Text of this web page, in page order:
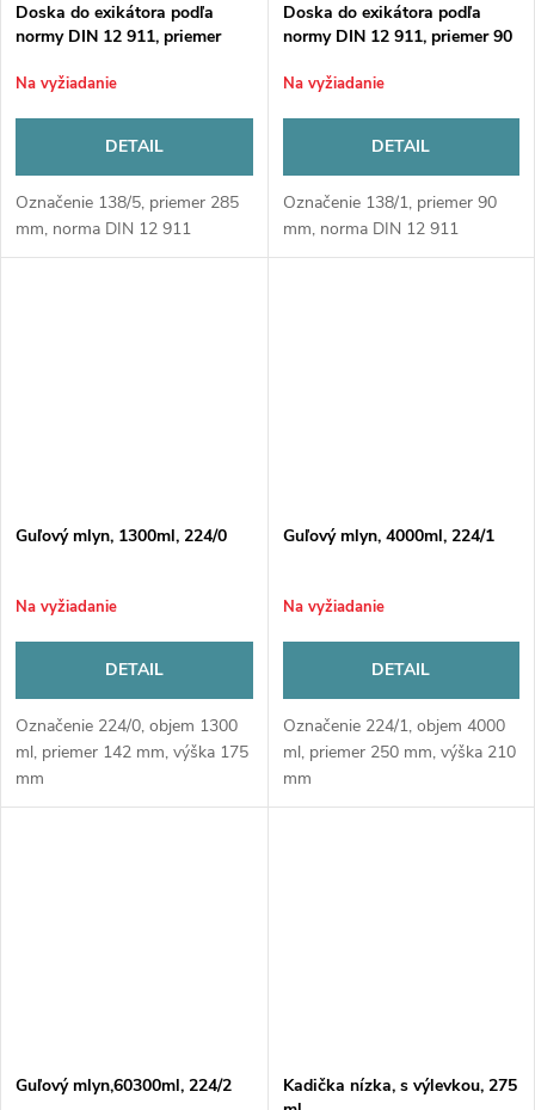
Doska do exikátora podľa
normy DIN 12 911, priemer
Na vyžiadanie
DETAIL
Označenie 138/5, priemer 285
mm, norma DIN 12 911
Doska do exikátora podľa
normy DIN 12 911, priemer 90
Na vyžiadanie
DETAIL
Označenie 138/1, priemer 90
mm, norma DIN 12 911
Guľový mlyn, 1300ml, 224/0
Na vyžiadanie
DETAIL
Označenie 224/0, objem 1300
ml, priemer 142 mm, výška 175
mm
Guľový mlyn, 4000ml, 224/1
Na vyžiadanie
DETAIL
Označenie 224/1, objem 4000
ml, priemer 250 mm, výška 210
mm
Guľový mlyn,60300ml, 224/2
Kadička nízka, s výlevkou, 275